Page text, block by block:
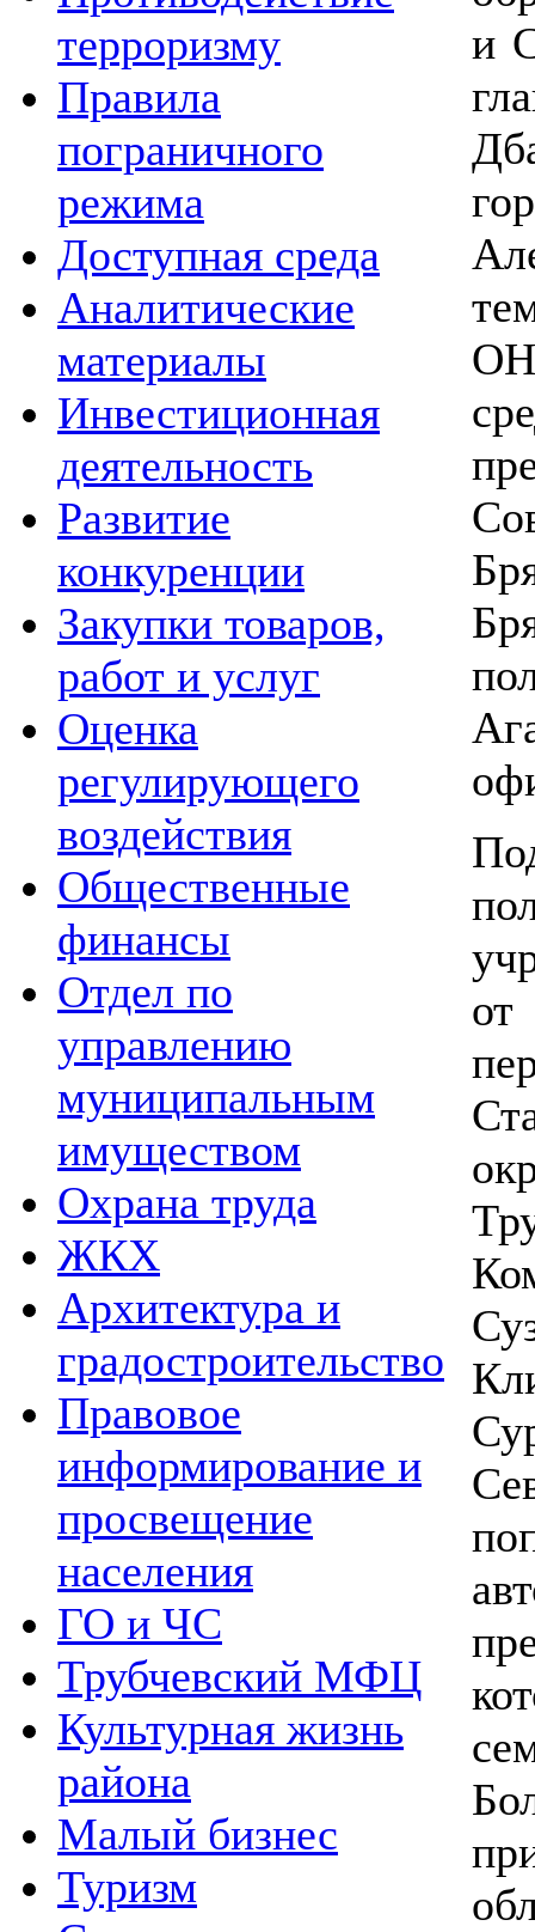
терроризму
Правила
пограничного
режима
Доступная среда
Аналитические
материалы
Инвестиционная
деятельность
Развитие
конкуренции
Закупки товаров,
работ и услуг
Оценка
регулирующего
воздействия
Общественные
финансы
Отдел по
управлению
муниципальным
имуществом
Охрана труда
ЖКХ
Архитектура и
градостроительство
Правовое
информирование и
просвещение
населения
ГО и ЧС
Трубчевский МФЦ
Культурная жизнь
района
Малый бизнес
Туризм
и